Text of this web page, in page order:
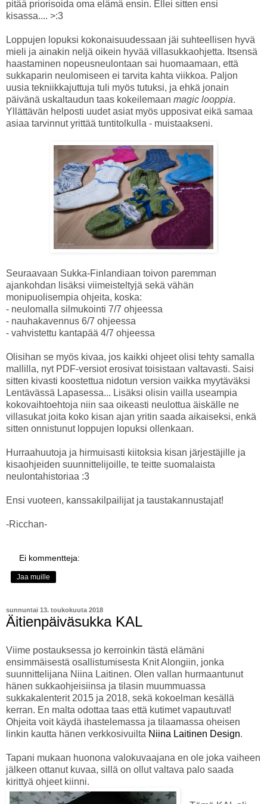
pitää priorisoida oma elämä ensin. Ellei sitten ensi
kisassa.... >:3
Loppujen lopuksi kokonaisuudessaan jäi suhteellisen hyvä
mieli ja ainakin neljä oikein hyvää villasukkaohjetta. Itsensä
haastaminen nopeusneulontaan sai huomaamaan, että
sukkaparin neulomiseen ei tarvita kahta viikkoa. Paljon
uusia tekniikkajuttuja tuli myös tutuksi, ja ehkä jonain
päivänä uskaltaudun taas kokeilemaan magic looppia.
Yllättävän helposti uudet asiat myös upposivat eikä samaa
asiaa tarvinnut yrittää tuntitolkulla - muistaakseni.
Seuraavaan Sukka-Finlandiaan toivon paremman
ajankohdan lisäksi viimeisteltyjä sekä vähän
monipuolisempia ohjeita, koska:
- neulomalla silmukointi 7/7 ohjeessa
- nauhakavennus 6/7 ohjeessa
- vahvistettu kantapää 4/7 ohjeessa
Olisihan se myös kivaa, jos kaikki ohjeet olisi tehty samalla
mallilla, nyt PDF-versiot erosivat toisistaan valtavasti. Saisi
sitten kivasti koostettua nidotun version vaikka myytäväksi
Lentävässä Lapasessa... Lisäksi olisin vailla useampia
kokovaihtoehtoja niin saa oikeasti neulottua äiskälle ne
villasukat joita koko kisan ajan yritin saada aikaiseksi, enkä
sitten onnistunut loppujen lopuksi ollenkaan.
Hurraahuutoja ja hirmuisasti kiitoksia kisan järjestäjille ja
kisaohjeiden suunnittelijoille, te teitte suomalaista
neulontahistoriaa :3
Ensi vuoteen, kanssakilpailijat ja taustakannustajat!
-Ricchan-
Ei kommentteja:
Jaa muille
sunnuntai 13. toukokuuta 2018
Äitienpäiväsukka KAL
Viime postauksessa jo kerroinkin tästä elämäni
ensimmäisestä osallistumisesta Knit Alongiin, jonka
suunnittelijana Niina Laitinen. Olen vallan hurmaantunut
hänen sukkaohjeisiinsa ja tilasin muummuassa
sukkakalenterit 2015 ja 2018, sekä kokoelman kesällä
kerran. En malta odottaa taas että kutimet vapautuvat!
Ohjeita voit käydä ihastelemassa ja tilaamassa oheisen
linkin kautta hänen verkkosivuilta Niina Laitinen Design.
Tapani mukaan huonona valokuvaajana en ole joka vaiheen
jälkeen ottanut kuvaa, sillä on ollut valtava palo saada
kirittyä ohjeet kiinni.